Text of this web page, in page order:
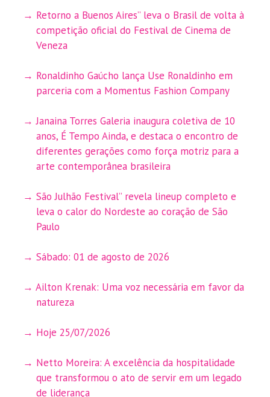
Retorno a Buenos Aires” leva o Brasil de volta à
competição oficial do Festival de Cinema de
Veneza
Ronaldinho Gaúcho lança Use Ronaldinho em
parceria com a Momentus Fashion Company
Janaina Torres Galeria inaugura coletiva de 10
anos, É Tempo Ainda, e destaca o encontro de
diferentes gerações como força motriz para a
arte contemporânea brasileira
São Julhão Festival” revela lineup completo e
leva o calor do Nordeste ao coração de São
Paulo
Sábado: 01 de agosto de 2026
Ailton Krenak: Uma voz necessária em favor da
natureza
Hoje 25/07/2026
Netto Moreira: A excelência da hospitalidade
que transformou o ato de servir em um legado
de liderança